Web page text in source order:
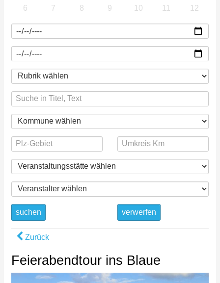
6 7 8 9 10 11 12
suchen verwerfen
Zurück
Feierabendtour ins Blaue